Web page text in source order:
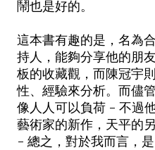
鬧也是好的。
這本書有趣的是，名為
持人，能夠分享他的朋
板的收藏觀，而陳冠宇
性、經驗來分析。而儘
像人人可以負荷 - 不過
藝術家的新作，天平的
- 總之，對於我而言，是